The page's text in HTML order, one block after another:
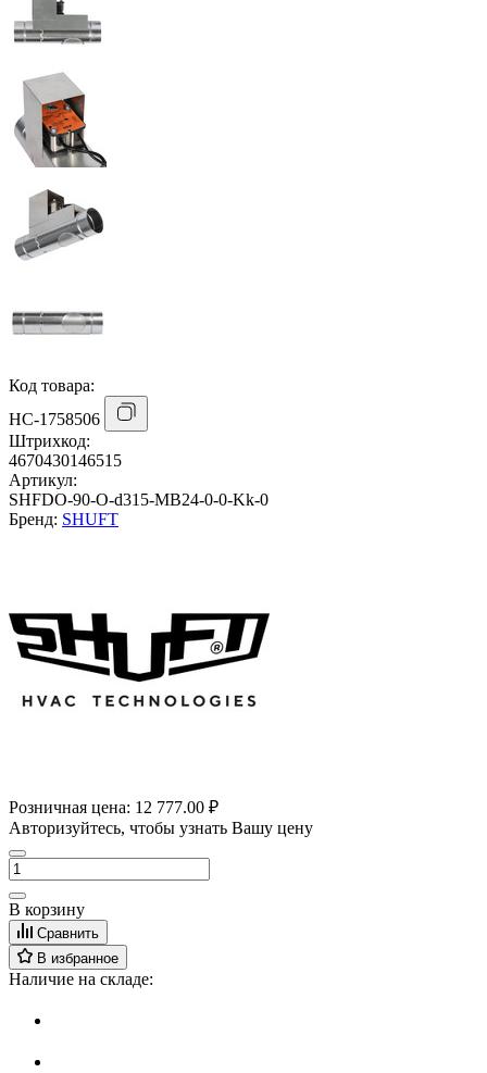
Код товара:
НС-1758506
Штрихкод:
4670430146515
Артикул:
SHFDO-90-O-d315-MB24-0-0-Kk-0
Бренд: SHUFT
Розничная цена: 12 777.00 ₽
Авторизуйтесь, чтобы узнать Вашу цену
В корзину
Сравнить
В избранное
Наличие на складе: